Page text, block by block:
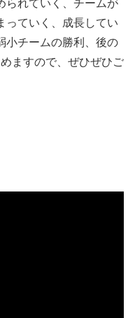
られていく、チームが
っていく、成長してい
小チームの勝利、後の
ますので、ぜひぜひご